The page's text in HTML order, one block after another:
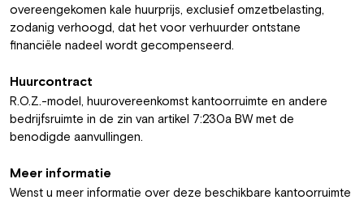
overeengekomen kale huurprijs, exclusief omzetbelasting,
zodanig verhoogd, dat het voor verhuurder ontstane
financiële nadeel wordt gecompenseerd.
Huurcontract
R.O.Z.-model, huurovereenkomst kantoorruimte en andere
bedrijfsruimte in de zin van artikel 7:230a BW met de
benodigde aanvullingen.
Meer informatie
Wenst u meer informatie over deze beschikbare kantoorruimte